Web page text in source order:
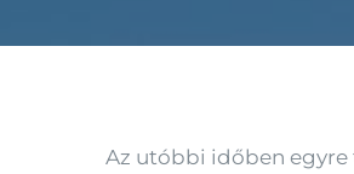
Az utóbbi időben